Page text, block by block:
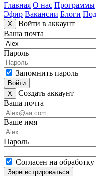
Главная О нас Программы
Эфир Вакансии Блоги
X
Войти в аккаунт
Ваша почта
Пароль
Запомнить пароль
Войти
X
Создать аккаунт
Ваша почта
Ваше имя
Пароль
Согласен на
Зарегистрироваться